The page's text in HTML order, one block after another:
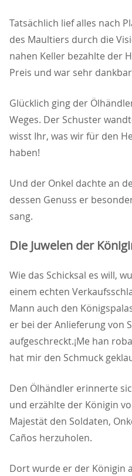
Tatsächlich lief alles nach
des Maultiers durch die
nahen Keller bezahlte der
Preis und war sehr
Glücklich ging der
Weges. Der Schuster
wisst Ihr, was wir für den
haben!
Und der Onkel dachte an
dessen Genuss er
sang.
Die Juwelen der
Wie das Schicksal es will,
einem echten
Mann auch den
er bei der Anlieferung von
aufgeschreckt.¡Me han
hat mir den Schmuck
Den Ölhändler erinnerte
und erzählte der Königin
Majestät den Soldaten,
Caños herzuholen.
Dort wurde er der Königin